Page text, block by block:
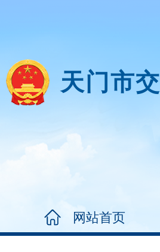
天门市
网站首页